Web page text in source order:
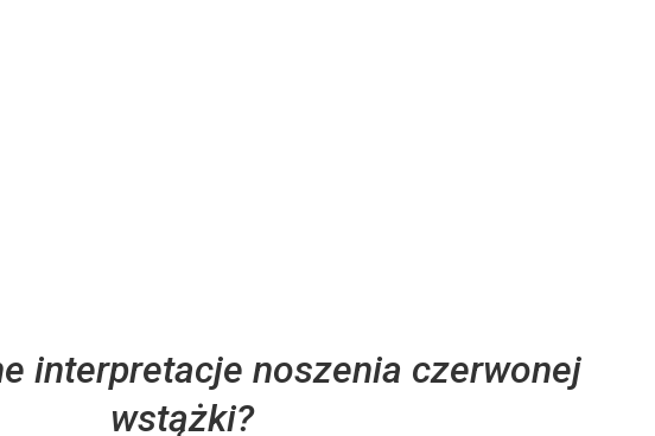
wstążki obejmują zarówno kulturowe, jak i symboliczne aspekty tego